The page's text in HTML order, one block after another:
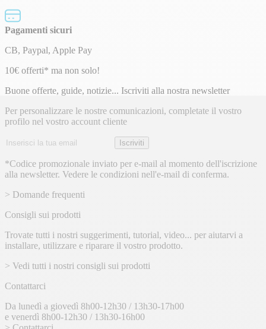
Pagamenti sicuri
CB, Paypal, Apple Pay
Newsletter
10€ offerti* ma non solo!
Buone offerte, guide, notizie... Iscriviti alla nostra newsletter
Per personalizzare le nostre comunicazioni, completate il vostro
profilo nel vostro account cliente
Indirizzo
Iscriviti
*Codice promozionale inviato per e-mail al momento dell'iscrizione
alla newsletter. Vedere le condizioni nell'e-mail di conferma.
> Domande frequenti
Consigli sui prodotti
Trovate tutti i nostri suggerimenti, tutorial, video... per aiutarvi a
installare, utilizzare e riparare il vostro prodotto.
> Vedi tutti i nostri consigli sui prodotti
Contattarci
Da lunedì a giovedì 8h00-12h30 / 13h30-17h00
e venerdì 8h00-12h30 / 13h30-16h00